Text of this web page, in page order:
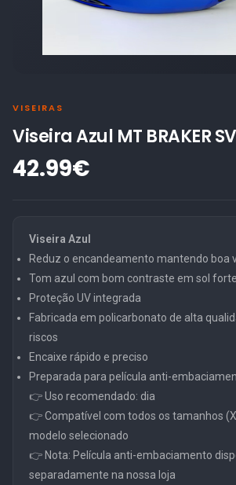
VISEIRAS
Viseira Azul MT BRAKER SV
42.99€
Viseira Azul
Reduz o encandeamento mantendo boa
Tom azul com bom contraste em sol forte
Proteção UV integrada
Fabricada em policarbonato de alta
riscos
Encaixe rápido e preciso
Preparada para película anti-
👉 Uso recomendado: dia
👉 Compatível com todos os tamanhos
modelo selecionado
👉 Nota: Película anti-embaciamento
separadamente na nossa loja